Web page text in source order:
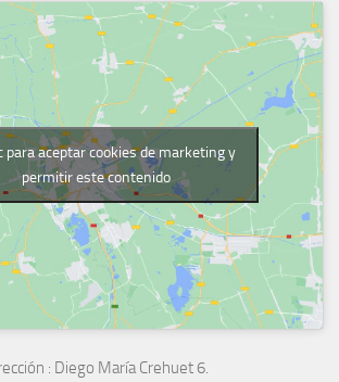
para aceptar cookies de marketing y
permitir este contenido
: Diego María Crehuet 6.